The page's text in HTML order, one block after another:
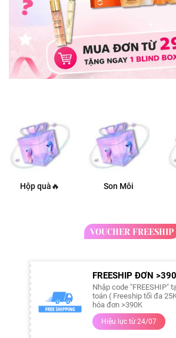
Hộp quà🔥 Son Môi
VOUCHER FREESHIP
FREESHIP ĐƠN
Nhập code "FREESHIP"
toán ( Freeship tối đa
hóa đơn >390K
Hiệu lực từ 24/07